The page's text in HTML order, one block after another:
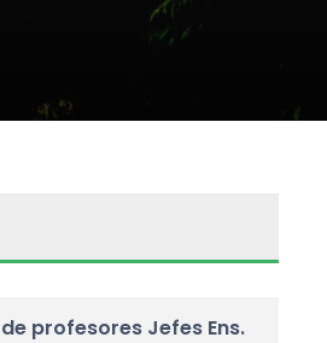
profesores Jefes Ens.